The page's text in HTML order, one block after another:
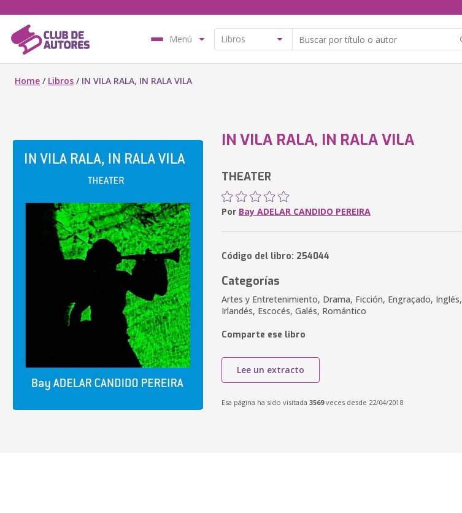
Menú
Home / Libros / IN VILA RALA, IN RALA VILA
IN VILA RALA, IN RALA VILA
THEATER
Por Bay ADELAR CANDIDO PEREIRA
Código del libro: 254044
Categorías
Artes y Entretenimiento, Drama, Ficción, Engraçado, Inglés,
Irlandés, Escocés, Galés, Romántico
Comparte ese libro
Lee un extracto
Esa página ha sido visitada 3569veces desde 22/04/2018